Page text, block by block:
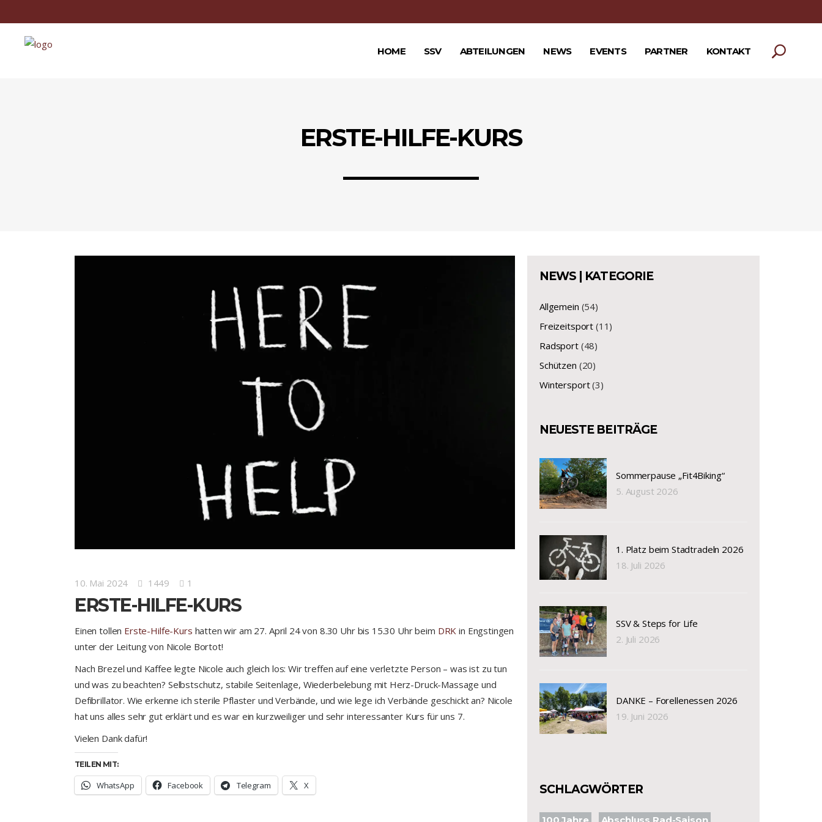
HOME SSV ABTEILUNGEN NEWS EVENTS PARTNER KONTAKT
ERSTE-HILFE-KURS
10. Mai 2024 1449 1
ERSTE-HILFE-KURS
Einen tollen Erste-Hilfe-Kurs hatten wir am 27. April 24 von 8.30 Uhr bis 15.30 Uhr beim DRK in Engstingen
unter der Leitung von Nicole Bortot!
Nach Brezel und Kaffee legte Nicole auch gleich los: Wir treffen auf eine verletzte Person – was ist zu tun
und was zu beachten? Selbstschutz, stabile Seitenlage, Wiederbelebung mit Herz-Druck-Massage und
Defibrillator. Wie erkenne ich sterile Pflaster und Verbände, und wie lege ich Verbände geschickt an? Nicole
hat uns alles sehr gut erklärt und es war ein kurzweiliger und sehr interessanter Kurs für uns 7.
Vielen Dank dafür!
TEILEN MIT:
WhatsApp Facebook Telegram X
NEWS | KATEGORIE
Allgemein (54)
Freizeitsport (11)
Radsport(48)
Schützen (20)
Wintersport(3)
NEUESTE BEITRÄGE
Sommerpause „Fit4Biking“
5. August 2026
1. Platz beim Stadtradeln 2026
18. Juli 2026
SSV & Steps for Life
2. Juli 2026
DANKE – Forellenessen 2026
19. Juni 2026
SCHLAGWÖRTER